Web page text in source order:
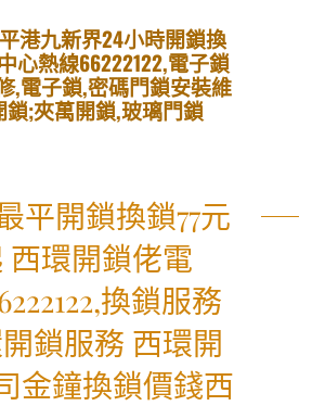
港九新界24小時開鎖換
心熱線66222122,電子鎖
,電子鎖,密碼門鎖安裝維
鎖;夾萬開鎖,玻璃門鎖
平開鎖換鎖77元
西環開鎖佬電
換鎖服務
鎖服務 西環開
金鐘換鎖價錢西